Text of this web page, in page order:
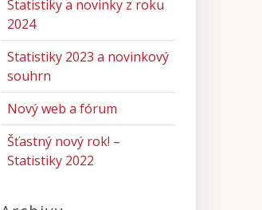
Statistiky a novinky z roku
2024
Statistiky 2023 a novinkový
souhrn
Nový web a fórum
Šťastný nový rok! –
Statistiky 2022